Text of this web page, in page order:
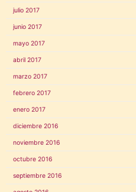
julio 2017
junio 2017
mayo 2017
abril 2017
marzo 2017
febrero 2017
enero 2017
diciembre 2016
noviembre 2016
octubre 2016
septiembre 2016